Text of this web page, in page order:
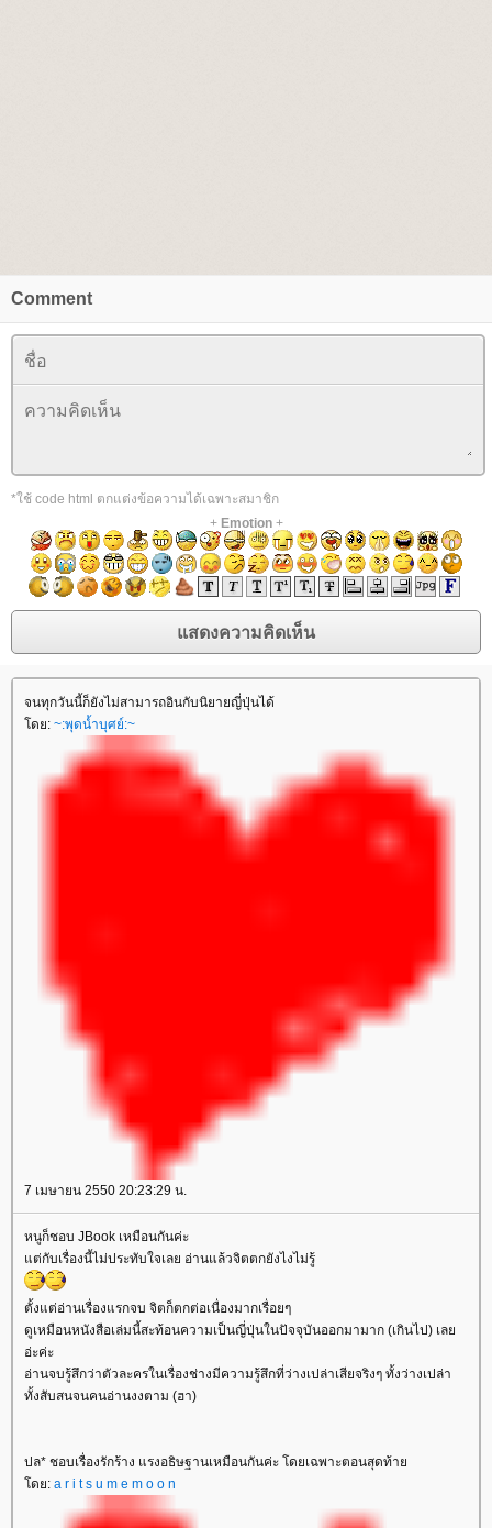
Comment
*ใช้ code html ตกแต่งข้อความได้เฉพาะสมาชิก
+ Emotion+
จนทุกวันนี้ก็ยังไม่สามารถอินกับนิยายญี่ปุ่นได้
ดย: ~:พุดน้ำบุศย์:~
7 เมษายน 2550 20:23:29 น.
หนูก็ชอบ JBook เหมือนกันค่ะ
ต่กับเรื่องนี้ไม่ประทับใจเลย อ่านแล้วจิตตกยังไงไม่รู้
ตั้งแต่อ่านเรื่องแรกจบ จิตก็ตกต่อเนื่องมากเรื่อยๆ
ดูเหมือนหนังสือเล่มนี้สะท้อนความเป็นญี่ปุ่นในปัจจุบันออกมามาก (เกินไป) เล
อ่ะค่ะ
อ่านจบรู้สึกว่าตัวละครในเรื่องช่างมีความรู้สึกที่ว่างเปล่าเสียจริงๆ ทั้งว่างเปล่า
ทั้งสับสนจนคนอ่านงงตาม (ฮา)
ปล* ชอบเรื่องรักร้าง แรงอธิษฐานเหมือนกันค่ะ โดยเฉพาะตอนสุดท้า
ดย: a r i t s u m e m o o n